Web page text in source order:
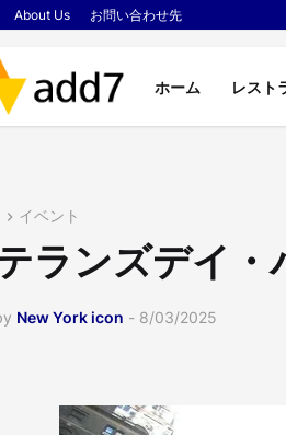
About Us お問い合わせ先
ホーム レスト
イベント
ランズデイ・
New York icon - 8/03/2025